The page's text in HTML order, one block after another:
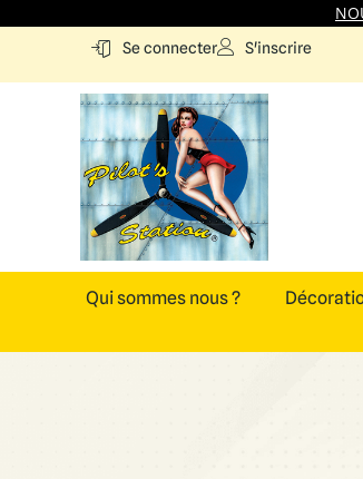
Se connecter S'inscrire
Qui sommes nous ?